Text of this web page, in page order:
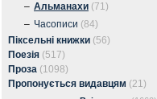
– Альманахи (71)
– Часописи (84)
Піксельні книжки (56)
Поезія (517)
Проза (1098)
Пропонується видавцям (21)